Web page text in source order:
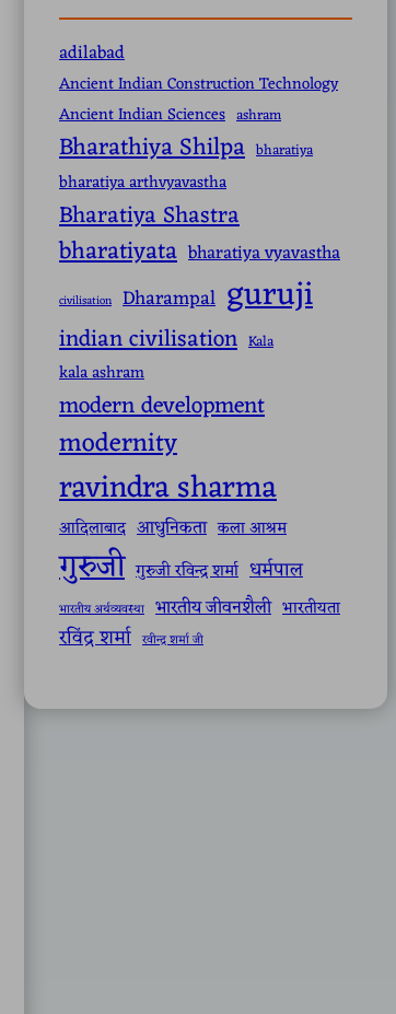
adilabad
Ancient Indian Construction Technology
Ancient Indian Sciences ashram
Bharathiya Shilpa bharatiya
bharatiya arthvyavastha
Bharatiya Shastra
bharatiyata bharatiya vyavastha
civilisation Dharampal guruji
indian civilisation Kala
kala ashram
modern development
modernity
ravindra sharma
आदिलाबाद आधुनिकता कला आश्रम
गुरुजी गुरुजी रविन्द्र शर्मा धर्मपाल
भारतीय अर्थव्यवस्था भारतीय जीवनशैली भारतीयता
रविंद्र शर्मा रवीन्द्र शर्मा जी